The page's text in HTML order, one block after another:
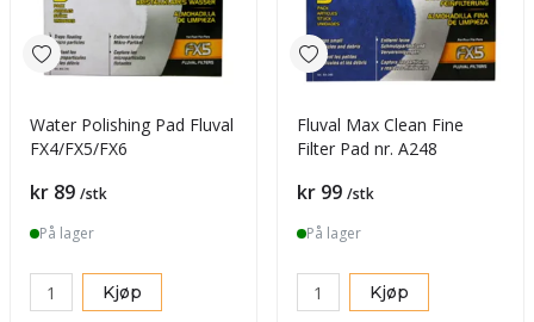
Water Polishing Pad Fluval
FX4/FX5/FX6
Pris
kr 89 /stk
På lager
Kjøp
Fluval Max Clean Fine
Filter Pad nr. A248
Pris
kr 99 /stk
På lager
Kjøp